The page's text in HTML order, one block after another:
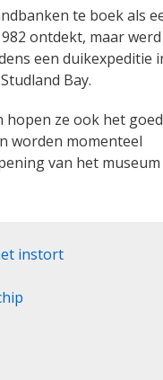
te boek als
ontdekt, maar werd
een duikexpeditie
Bay.
hopen ze ook het goed
worden momenteel
van het museum
instort